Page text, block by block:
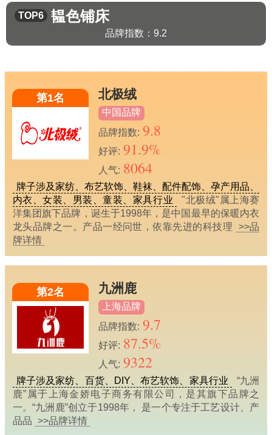
TOP6 韫色铺床
品牌指数： 9.2
第1名 北极绒
中国品牌
品牌指数: 9.8
好评: 91.9%
人气: 8064
牌子涉及家纺、布艺软饰、鞋袜、配件配饰、孕产用品、
内衣、女装、男装、童装、家具行业
"北极绒"属上海赛
洋集团旗下品牌，诞生于1998年，是中国最早的保暖内衣
龙头品牌之一。产品一经问世，依靠先进的科技理
>>品
牌详情
第2名 九洲鹿
上海品牌
品牌指数: 9.7
好评: 87.5%
人气: 9322
牌子涉及家纺、百货、DIY、布艺软饰、家具行业
“九洲
鹿”属于上海金娇电子商务有限公司，是其旗下品牌之
一。“九洲鹿”创立于1998年， 是一个专注于工艺设计、产
品品 >>品牌详情